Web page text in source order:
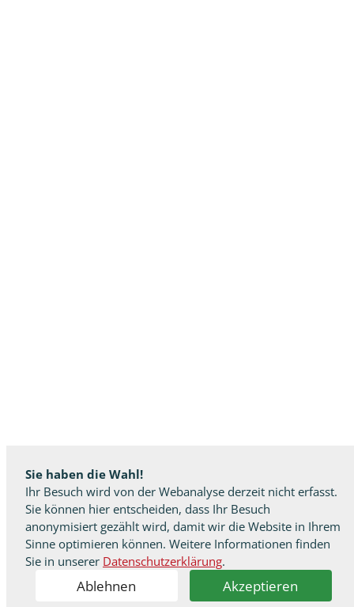
Sie haben die Wahl!
Ihr Besuch wird von der Webanalyse derzeit nicht erfasst.
Sie können hier entscheiden, dass Ihr Besuch
anonymisiert gezählt wird, damit wir die Website in Ihrem
Sinne optimieren können. Weitere Informationen finden
Sie in unserer Datenschutzerklärung.
Ablehnen Akzeptieren